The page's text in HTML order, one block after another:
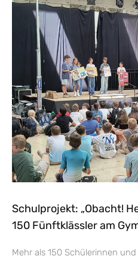
Schulprojekt: „Obacht!
150 Fünftklässler am
Mehr als 150 Schülerinnen